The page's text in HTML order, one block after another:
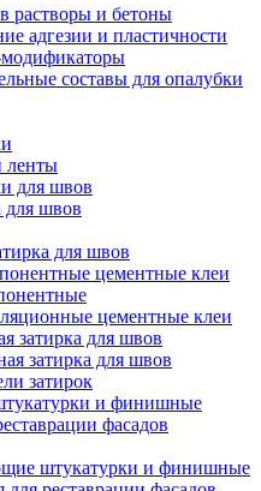
растворы и бетоны
адгезии и пластичности
составы для опалубки
для швов
для швов
для швов
цементные клеи
цементные клеи
затирка для швов
затирка для швов
затирок
и финишные
фасадов
штукатурки и финишные